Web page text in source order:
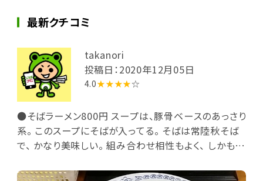
最新クチコミ
takanori
投稿日：2020年12月05日
4.0★★★★☆
●そばラーメン800円 スープは、豚骨ベースのあっさり
系。 このスープにそばが入ってる。 そばは常陸秋そば
で、 かなり美味しい。 組み合わせ相性もよく、 しかも、